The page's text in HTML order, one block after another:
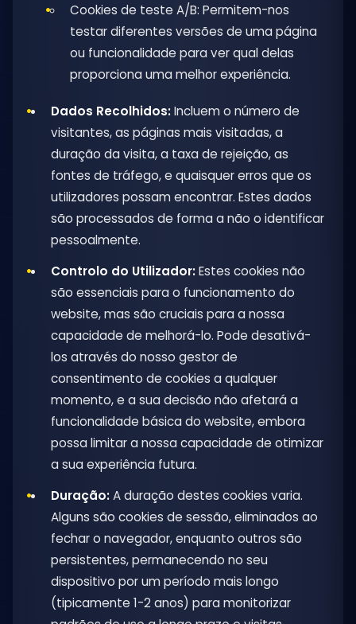
Cookies de teste A/B: Permitem-nos
testar diferentes versões de uma página
ou funcionalidade para ver qual delas
proporciona uma melhor experiência.
Dados Recolhidos:Incluem o número de
visitantes, as páginas mais visitadas, a
duração da visita, a taxa de rejeição, as
fontes de tráfego, e quaisquer erros que os
utilizadores possam encontrar. Estes dados
são processados de forma a não o identificar
pessoalmente.
Controlo do Utilizador:Estes cookies não
são essenciais para o funcionamento do
website, mas são cruciais para a nossa
capacidade de melhorá-lo. Pode desativá-
los através do nosso gestor de
consentimento de cookies a qualquer
momento, e a sua decisão não afetará a
funcionalidade básica do website, embora
possa limitar a nossa capacidade de otimizar
a sua experiência futura.
Duração:A duração destes cookies varia.
Alguns são cookies de sessão, eliminados ao
fechar o navegador, enquanto outros são
persistentes, permanecendo no seu
dispositivo por um período mais longo
(tipicamente 1-2 anos) para monitorizar